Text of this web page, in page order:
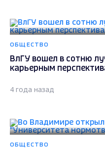
ОБЩЕСТВО
ВлГУ вошел в сотню
карьерным
4 года назад
ОБЩЕСТВО